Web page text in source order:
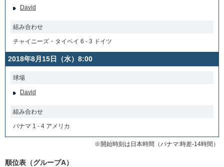
David
組み合わせ
チャイニーズ・タイペイ 6 - 3 ドイツ
2018年8月15日（水）8:00
球場
David
組み合わせ
パナマ 1 - 4 アメリカ
※開始時刻は日本時間（パナマ:時差-14時間）
順位表（グループA）